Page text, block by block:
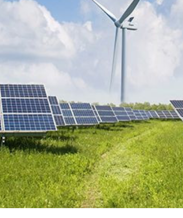
daimi nümayəndəsi geri çağırılıb